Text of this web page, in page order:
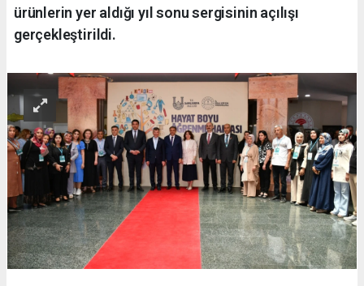
ürünlerin yer aldığı yıl sonu sergisinin açılışı
gerçekleştirildi.